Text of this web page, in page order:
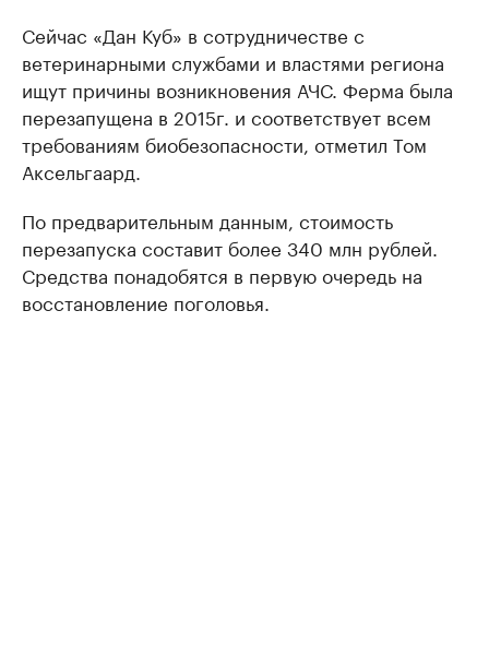
Сейчас «Дан Куб» в сотрудничестве с
ветеринарными службами и властями региона
ищут причины возникновения АЧС. Ферма была
перезапущена в 2015г. и соответствует всем
требованиям биобезопасности, отметил Том
Аксельгаард.
По предварительным данным, стоимость
перезапуска составит более 340 млн рублей.
Средства понадобятся в первую очередь на
восстановление поголовья.